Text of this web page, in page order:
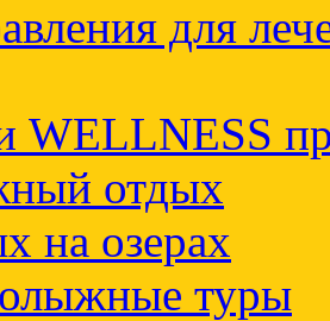
для
WELLNESS
отдых
на озерах
туры